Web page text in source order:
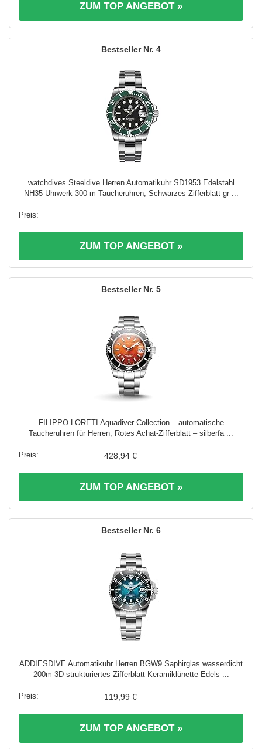
ZUM TOP ANGEBOT »
4
watchdives Steeldive Herren Automatikuhr SD1953 Edelstahl
NH35 Uhrwerk 300 m Taucheruhren, Schwarzes Zifferblatt gr ...
ZUM TOP ANGEBOT »
5
FILIPPO LORETI Aquadiver Collection – automatische
Taucheruhren für Herren, Rotes Achat-Zifferblatt – silberfa ...
428,94 €
ZUM TOP ANGEBOT »
6
ADDIESDIVE Automatikuhr Herren BGW9 Saphirglas wasserdicht
200m 3D-strukturiertes Zifferblatt Keramiklünette Edels ...
119,99 €
ZUM TOP ANGEBOT »